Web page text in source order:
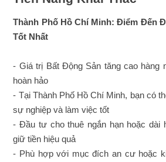
Thành Phố Hồ Chí Minh: Điểm Đến
Tốt Nhất
- Giá trị Bất Động Sản tăng cao hàng
hoàn hảo
- Tại Thành Phố Hồ Chí Minh, bạn có
sự nghiệp và làm việc tốt
- Đầu tư cho thuê ngắn hạn hoặc dài
giữ tiền hiệu quả
- Phù hợp với mục đích an cư hoặc